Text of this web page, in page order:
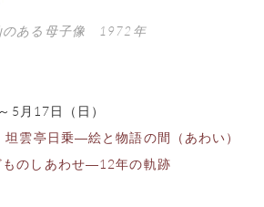
ある母子像 1972年
5月17日（日）
亭日乗―絵と物語の間（あわい）
のしあわせ―12年の軌跡